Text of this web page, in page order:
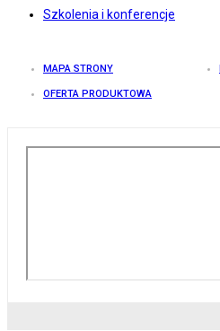
Szkolenia i konferencje
MAPA STRONY
OFERTA PRODUKTOWA